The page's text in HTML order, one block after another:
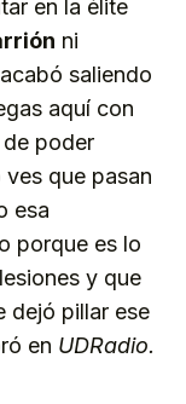
en la élite
ni
saliendo
aquí con
poder
que pasan
esa
porque es lo
y que
dejó pillar ese
en UDRadio.